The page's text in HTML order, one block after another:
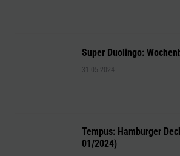
Super Duolingo:
31.05.2024
Tempus: Hamburger
01/2024)